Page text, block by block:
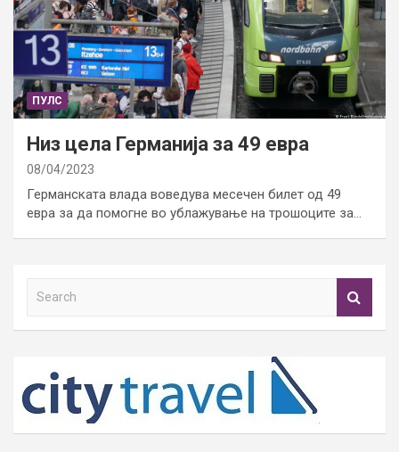
ПУЛС
Низ цела Германија за 49 евра
08/04/2023
Германската влада воведува месечен билет од 49
евра за да помогне во ублажување на трошоците за…
h